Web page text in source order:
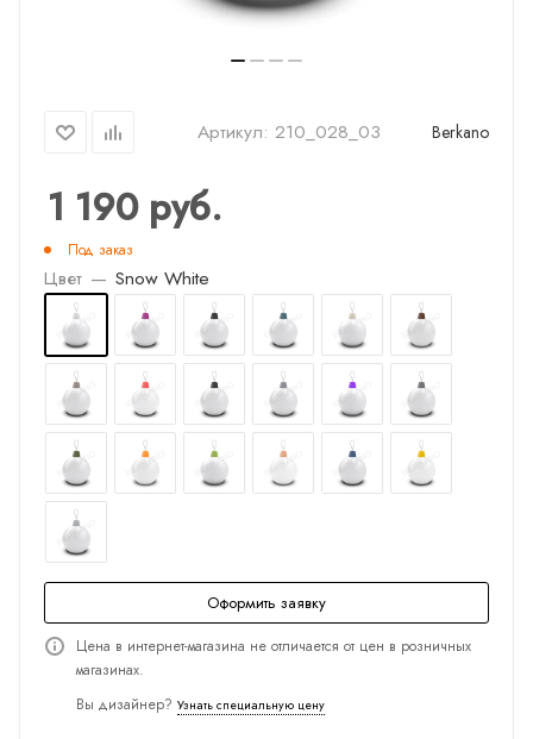
Артикул: 210_028_03 Berkano
1 190руб.
Под заказ
Цвет — Snow White
Оформить заявку
Цена в интернет-магазина не отличается от цен в розничных
магазинах.
Вы дизайнер? Узнать специальную цену